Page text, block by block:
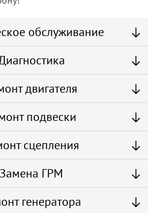
обслуживание
двигателя
подвески
сцепления
Замена ГРМ
генератора